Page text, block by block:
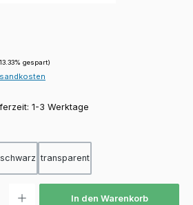
Preis:gespart)
1-3 Werktage
schwarz transparent
In den Warenkorb